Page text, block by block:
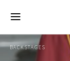
BACKSTAGES